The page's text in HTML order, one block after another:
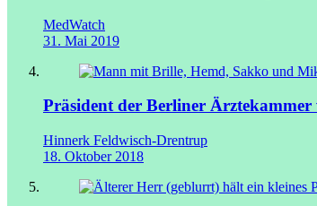
MedWatch
31. Mai 2019
Präsident der Berliner
Hinnerk Feldwisch-Drentrup
18. Oktober 2018